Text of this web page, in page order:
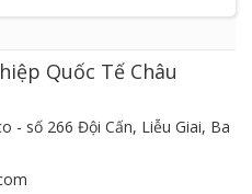
Quốc Tế Châu
- số 266 Đội Cấn, Liễu Giai, Ba